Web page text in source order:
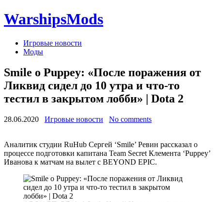
WarshipsMods
Игровые новости
Моды
Smile о Puppey: «После поражения от
Ликвид сидел до 10 утра и что-то
тестил в закрытом лобби» | Dota 2
28.06.2020 Игровые новости No comments
Аналитик студии RuHub Сергей ‘Smile’ Ревин рассказал о
процессе подготовки капитана Team Secret Клемента ‘Puppey’
Иванова к матчам на вылет с BEYOND EPIC.